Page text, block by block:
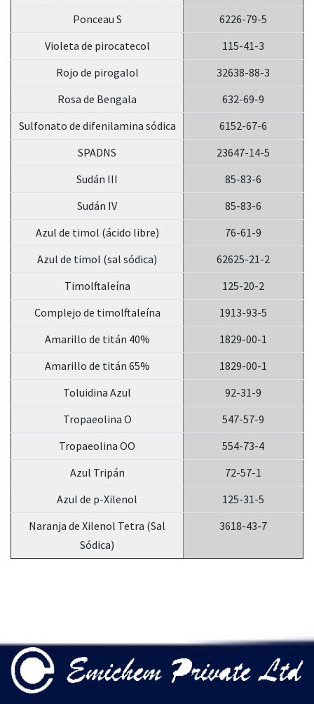
Ponceau S
6226-79-5
Violeta de pirocatecol
115-41-3
Rojo de pirogalol
32638-88-3
Rosa de Bengala
632-69-9
Sulfonato de difenilamina sódica
6152-67-6
SPADNS
23647-14-5
Sudán III
85-83-6
Sudán IV
85-83-6
Azul de timol (ácido libre)
76-61-9
Azul de timol (sal sódica)
62625-21-2
Timolftaleína
125-20-2
Complejo de timolftaleína
1913-93-5
Amarillo de titán 40%
1829-00-1
Amarillo de titán 65%
1829-00-1
Toluidina Azul
92-31-9
Tropaeolina O
547-57-9
Tropaeolina OO
554-73-4
Azul Tripán
72-57-1
Azul de p-Xilenol
125-31-5
Naranja de Xilenol Tetra (Sal
Sódica)
3618-43-7